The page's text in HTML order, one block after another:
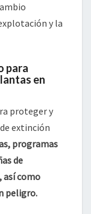
y la
para
en
proteger y
extinción
programas
de
así como
peligro.